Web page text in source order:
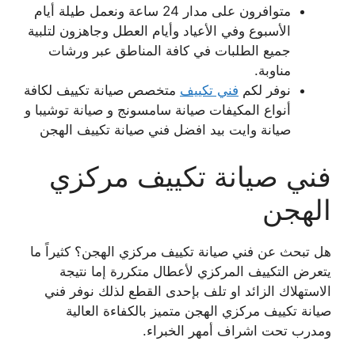
متوافرون على مدار 24 ساعة ونعمل طيلة أيام
الأسبوع وفي الأعياد وأيام العطل وجاهزون لتلبية
جميع الطلبات في كافة المناطق عبر ورشات
مناوبة.
نوفر لكم فني تكييف متخصص صيانة تكييف لكافة
أنواع المكيفات صيانة سامسونج و صيانة توشيبا و
صيانة وايت بيد افضل فني صيانة تكييف الهجن
فني صيانة تكييف مركزي
الهجن
هل تبحث عن فني صيانة تكييف مركزي الهجن؟ كثيراً ما
يتعرض التكييف المركزي لأعطال متكررة إما نتيجة
الاستهلاك الزائد او تلف بإحدى القطع لذلك نوفر فني
صيانة تكييف مركزي الهجن متميز بالكفاءة العالية
ومدرب تحت اشراف أمهر الخبراء.